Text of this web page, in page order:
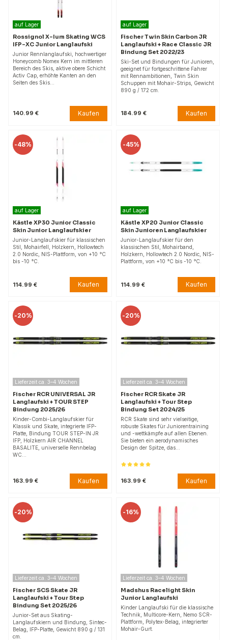
auf Lager
Rossignol X-Ium Skating WCS
IFP-XC Junior Langlaufski
Junior Rennlanglaufski, hochwertiger
Honeycomb Nomex Kern im mittleren
Bereich des Skis, aktive obere Schicht
Activ Cap, erhöhte Kanten an den
Seiten des Skis…
140.99 € Kaufen
auf Lager
Fischer Twin Skin Carbon JR
Langlaufski + Race Classic JR
Bindung Set 2022/23
Ski-Set und Bindungen für Junioren,
geeignet für fortgeschrittene Fahrer
mit Rennambitionen, Twin Skin
Schuppen mit Mohair-Strips, Gewicht
890 g / 172 cm.
184.99 € Kaufen
-48%
auf Lager
Kästle XP30 Junior Classic
Skin Junior Langlaufskier
Junior-Langlaufskier für klassischen
Stil, Mohairfell, Holzkern, Hollowtech
2.0 Nordic, NIS-Plattform, von +10 °C
bis -10 °C.
114.99 € Kaufen
-45%
auf Lager
Kästle XP20 Junior Classic
Skin Junioren Langlaufskier
Junior-Langlaufskier für den
klassischen Stil, Mohairband,
Holzkern, Hollowtech 2.0 Nordic, NIS-
Plattform, von +10 °C bis -10 °C.
114.99 € Kaufen
-20%
Lieferzeit ca. 3–4 Wochen
Fischer RCR UNIVERSAL JR
Langlaufski + TOUR STEP
Bindung 2025/26
Kinder-Combi-Langlaufskier für
Klassik und Skate, integrierte IFP-
Platte, Bindung TOUR STEP-IN JR
IFP, Holzkern AIR CHANNEL
BASALITE, universelle Rennbelag
WC…
163.99 € Kaufen
-20%
Lieferzeit ca. 3–4 Wochen
Fischer RCR Skate JR
Langlaufski + Tour Step
Bindung Set 2024/25
RCR Skate sind sehr vielseitige,
robuste Skates für Juniorentraining
und -wettkämpfe auf allen Ebenen.
Sie bieten ein aerodynamisches
Design der Spitze, das…
163.99 € Kaufen
-20%
Lieferzeit ca. 3–4 Wochen
Fischer SCS Skate JR
Langlaufski + Tour Step
Bindung Set 2025/26
Junior-Set aus Skating-
Langlaufskiern und Bindung, Sintec-
Belag, IFP-Platte, Gewicht 890 g / 131
cm.
-16%
Lieferzeit ca. 3–4 Wochen
Madshus Racelight Skin
Junior Langlaufski
Kinder Langlaufski für die klassische
Technik, Multicore-Kern, Nemo SCR-
Plattform, Polytex-Belag, integrierter
Mohair-Gurt.